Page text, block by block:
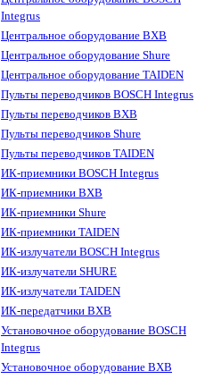
Integrus
Центральное оборудование BXB
Центральное оборудование Shure
Центральное оборудование TAIDEN
Пульты переводчиков BOSCH Integrus
Пульты переводчиков BXB
Пульты переводчиков Shure
Пульты переводчиков TAIDEN
ИК-приемники BOSCH Integrus
ИК-приемники BXB
ИК-приемники Shure
ИК-приемники TAIDEN
ИК-излучатели BOSCH Integrus
ИК-излучатели SHURE
ИК-излучатели TAIDEN
ИК-передатчики BXB
Установочное оборудование BOSCH
Integrus
Установочное оборудование BXB